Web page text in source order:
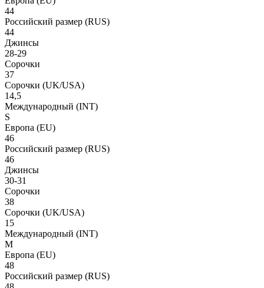
44
Российский размер (RUS)
44
Джинсы
28-29
Сорочки
37
Сорочки (UK/USA)
14,5
Международный (INT)
S
Европа (EU)
46
Российский размер (RUS)
46
Джинсы
30-31
Сорочки
38
Сорочки (UK/USA)
15
Международный (INT)
M
Европа (EU)
48
Российский размер (RUS)